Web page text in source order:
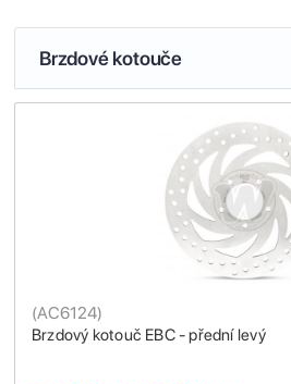
Brzdové kotouče
Brzdový kotouč EBC - přední levý
(AC6124)